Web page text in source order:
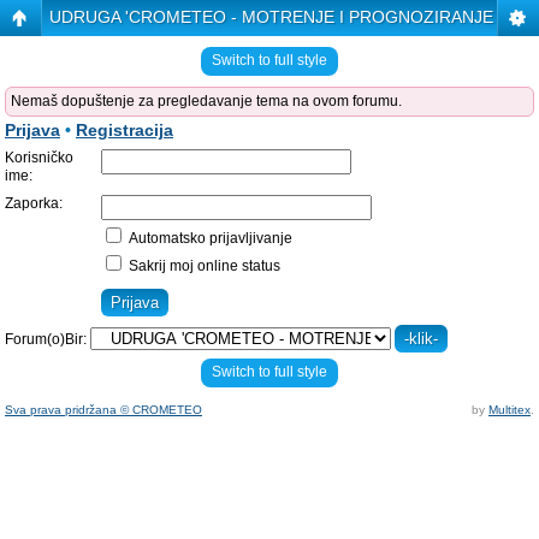
UDRUGA 'CROMETEO - MOTRENJE I PROGNOZIRANJE
Switch to full style
Nemaš dopuštenje za pregledavanje tema na ovom forumu.
Prijava • Registracija
Korisničko
ime:
Zaporka:
Automatsko prijavljivanje
Sakrij moj online status
Forum(o)Bir:
Switch to full style
Sva prava pridržana © CROMETEO by Multitex